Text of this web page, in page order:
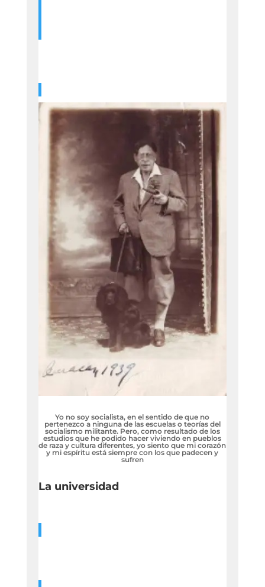
Yo no soy socialista, en el sentido de que no
pertenezco a ninguna de las escuelas o teorías del
socialismo militante. Pero, como resultado de los
estudios que he podido hacer viviendo en pueblos
de raza y cultura diferentes, yo siento que mi corazón
y mi espíritu está siempre con los que padecen y
sufren
La universidad